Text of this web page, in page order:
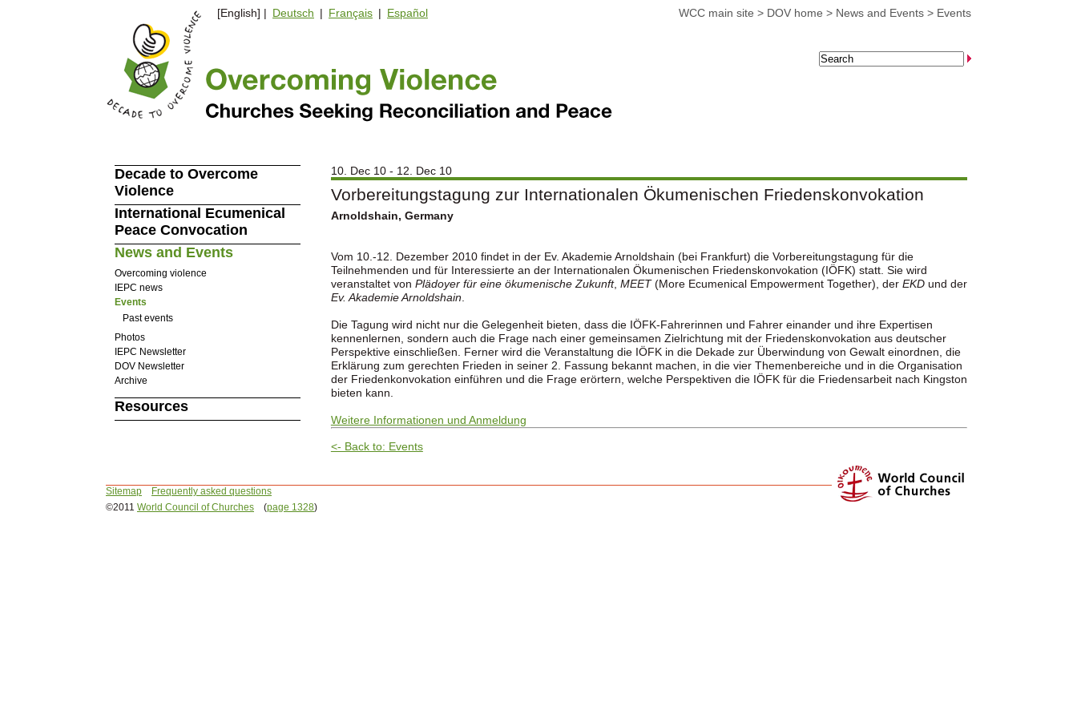
WCC main site > DOV home > News and Events > Events
[English] | Deutsch | Français | Español
10. Dec 10 - 12. Dec 10
Vorbereitungstagung zur Internationalen Ökumenischen Friedenskonvokation
Arnoldshain, Germany
Vom 10.-12. Dezember 2010 findet in der Ev. Akademie Arnoldshain (bei Frankfurt) die Vorbereitungstagung für die
Teilnehmenden und für Interessierte an der Internationalen Ökumenischen Friedenskonvokation (IÖFK) statt. Sie wird
veranstaltet von Plädoyer für eine ökumenische Zukunft, MEET(More Ecumenical Empowerment Together), der EKDund der
Ev. Akademie Arnoldshain
Die Tagung wird nicht nur die Gelegenheit bieten, dass die IÖFK-Fahrerinnen und Fahrer einander und ihre Expertisen
kennenlernen, sondern auch die Frage nach einer gemeinsamen Zielrichtung mit der Friedenskonvokation aus deutscher
Perspektive einschließen. Ferner wird die Veranstaltung die IÖFK in die Dekade zur Überwindung von Gewalt einordnen, die
Erklärung zum gerechten Frieden in seiner 2. Fassung bekannt machen, in die vier Themenbereiche und in die Organisation
der Friedenkonvokation einführen und die Frage erörtern, welche Perspektiven die IÖFK für die Friedensarbeit nach Kingston
bieten kann.
Weitere Informationen und Anmeldung
<- Back to: Events
Decade to Overcome
Violence
International Ecumenical
Peace Convocation
News and Events
Overcoming violence
IEPC news
Events
Past events
Photos
IEPC Newsletter
DOV Newsletter
Archive
Resources
Sitemap
Frequently asked questions
©2011 World Council of Churches (page 1328)